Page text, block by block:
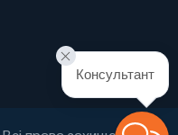
Консультант